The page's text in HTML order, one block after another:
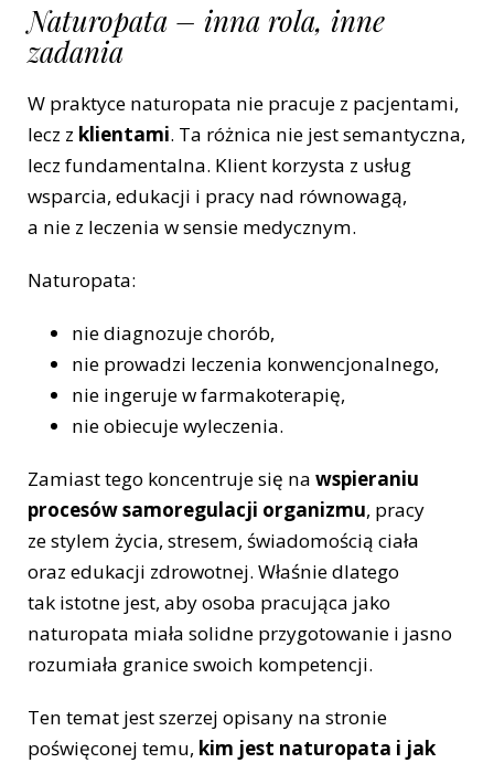
Naturopata – inna rola, inne
zadania
W praktyce naturopata nie pracuje z pacjentami,
lecz z klientami. Ta różnica nie jest semantyczna,
lecz fundamentalna. Klient korzysta z usług
wsparcia, edukacji i pracy nad równowagą,
a nie z leczenia w sensie medycznym.
Naturopata:
nie diagnozuje chorób,
nie prowadzi leczenia konwencjonalnego,
nie ingeruje w farmakoterapię,
nie obiecuje wyleczenia.
Zamiast tego koncentruje się na wspieraniu
procesów samoregulacji organizmu, pracy
ze stylem życia, stresem, świadomością ciała
oraz edukacji zdrowotnej. Właśnie dlatego
tak istotne jest, aby osoba pracująca jako
naturopata miała solidne przygotowanie i jasno
rozumiała granice swoich kompetencji.
Ten temat jest szerzej opisany na stronie
poświęconej temu, kim jest naturopata i jak